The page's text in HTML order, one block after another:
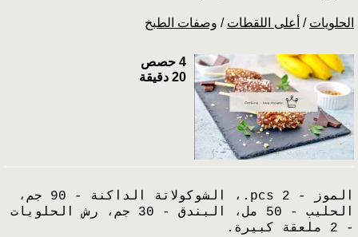
وصفات الطبخ / أعلى اللقطات / الحلويات
4 حصص
20 دقيقة
الموز - 2 pcs.، الشوكولاتة الداكنة - 90 جم،
الحليب - 50 مل، البندق - 30 جم، رش الحلويات
- 2 ملعقة كبيرة.